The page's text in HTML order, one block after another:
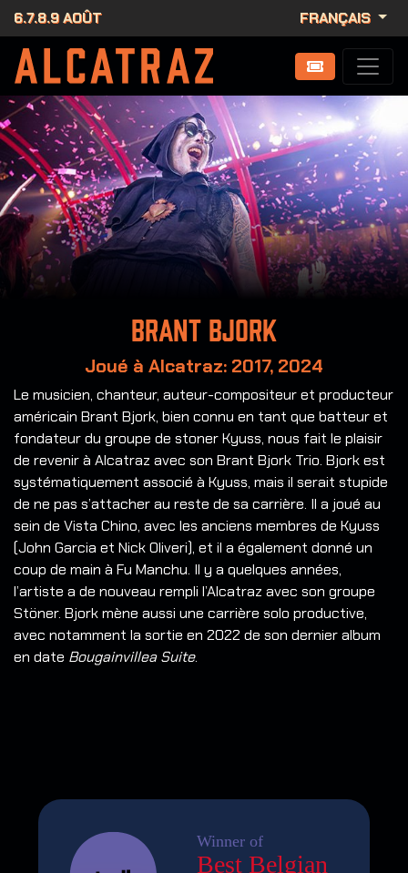
6.7.8.9 AOÛT FRANÇAIS
Brant Bjork
Joué à Alcatraz: 2017, 2024
Le musicien, chanteur, auteur-compositeur et producteur
américain Brant Bjork, bien connu en tant que batteur et
fondateur du groupe de stoner Kyuss, nous fait le plaisir
de revenir à Alcatraz avec son Brant Bjork Trio. Bjork est
systématiquement associé à Kyuss, mais il serait stupide
de ne pas s’attacher au reste de sa carrière. Il a joué au
sein de Vista Chino, avec les anciens membres de Kyuss
(John Garcia et Nick Oliveri), et il a également donné un
coup de main à Fu Manchu. Il y a quelques années,
l’artiste a de nouveau rempli l’Alcatraz avec son groupe
Stöner. Bjork mène aussi une carrière solo productive,
avec notamment la sortie en 2022 de son dernier album
en date Bougainvillea Suite.